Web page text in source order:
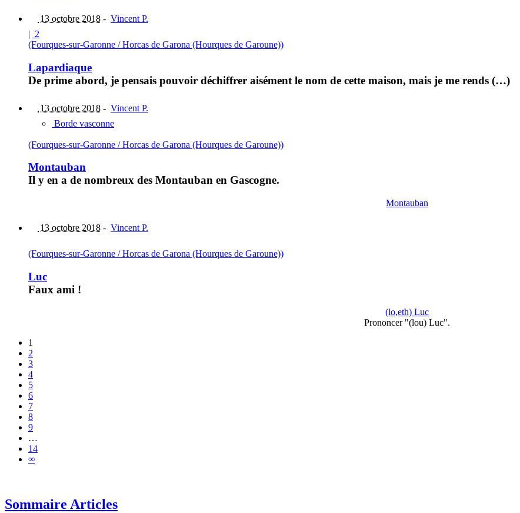
13 octobre 2018 - Vincent P.
| 2
(Fourques-sur-Garonne / Horcas de Garona (Hourques de Garoune))
Lapardiaque
De prime abord, je pensais pouvoir déchiffrer aisément le nom de cette maison, mais je me rends (…)
13 octobre 2018 - Vincent P.
Borde vasconne
(Fourques-sur-Garonne / Horcas de Garona (Hourques de Garoune))
Montauban
Il y en a de nombreux des Montauban en Gascogne.
Montauban
13 octobre 2018 - Vincent P.
(Fourques-sur-Garonne / Horcas de Garona (Hourques de Garoune))
Luc
Faux ami !
(lo,eth) Luc
Prononcer "(lou) Luc".
1
2
3
4
5
6
7
8
9
…
14
∞
Sommaire Articles